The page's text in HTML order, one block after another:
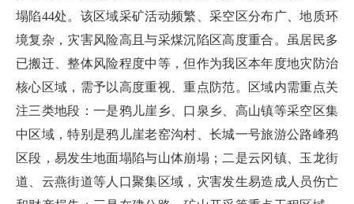
塌陷44处。该区域采矿活动频繁、采空区分布广、地质环
境复杂，灾害风险高且与采煤沉陷区高度重合。虽居民多
已搬迁、整体风险程度中等，但作为我区本年度地灾防治
核心区域，需予以高度重视、重点防范。区域内需重点关
注三类地段：一是鸦儿崖乡、口泉乡、高山镇等采空区集
中区域，特别是鸦儿崖老窑沟村、长城一号旅游公路峰鸦
区段，易发生地面塌陷与山体崩塌；二是云冈镇、玉龙街
道、云燕街道等人口聚集区域，灾害发生易造成人员伤亡